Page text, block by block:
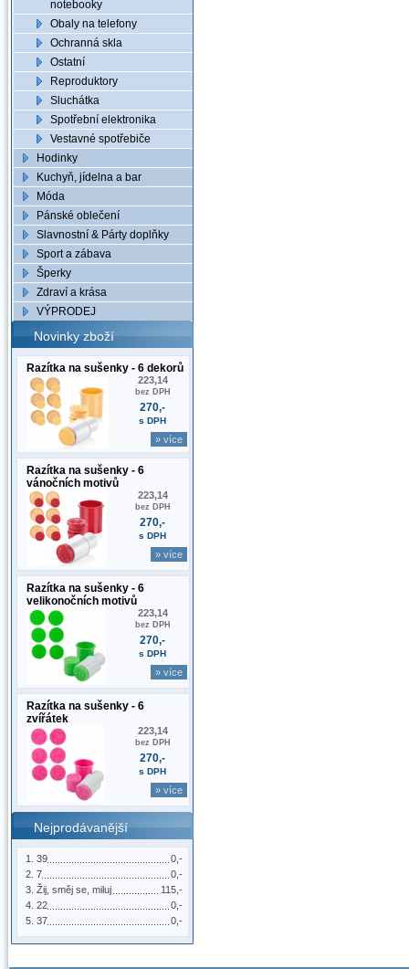
notebooky
Obaly na telefony
Ochranná skla
Ostatní
Reproduktory
Sluchátka
Spotřební elektronika
Vestavné spotřebiče
Hodinky
Kuchyň, jídelna a bar
Móda
Pánské oblečení
Slavnostní & Párty doplňky
Sport a zábava
Šperky
Zdraví a krása
VÝPRODEJ
Novinky zboží
Razítka na sušenky - 6 dekorů
223,14
bez DPH
270,-
s DPH
» více
Razítka na sušenky - 6
vánočních motivů
223,14
bez DPH
270,-
s DPH
» více
Razítka na sušenky - 6
velikonočních motivů
223,14
bez DPH
270,-
s DPH
» více
Razítka na sušenky - 6
zvířátek
223,14
bez DPH
270,-
s DPH
» více
Nejprodávanější
0,-
39
0,-
7
115,-
Žij, směj se, miluj
0,-
22
0,-
37